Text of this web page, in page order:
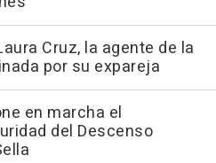
Cruz, la agente de la
por su expareja
en marcha el
del Descenso